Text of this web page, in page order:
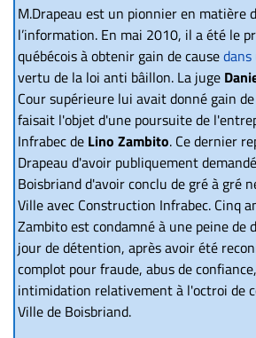
M.Drapeau est un pionnier en matière
l’information. En mai 2010, il a été le
québécois à obtenir gain de cause
vertu de la loi anti bâillon. La juge
Cour supérieure lui avait donné gain
faisait l'objet d'une poursuite de
Infrabec de Lino Zambito. Ce dernier
Drapeau d'avoir publiquement
Boisbriand d'avoir conclu de gré à gré
Ville avec Construction Infrabec. Cinq
Zambito est condamné à une peine de
jour de détention, après avoir été
complot pour fraude, abus de
intimidation relativement à l'octroi de
Ville de Boisbriand.